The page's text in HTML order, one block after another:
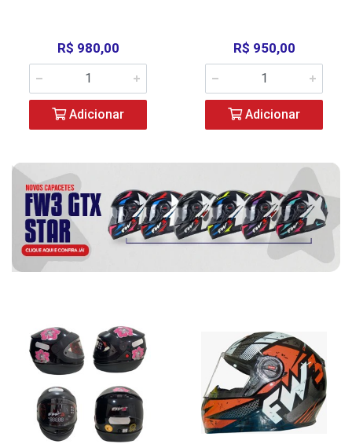
R$ 980,00
Adicionar
R$ 950,00
Adicionar